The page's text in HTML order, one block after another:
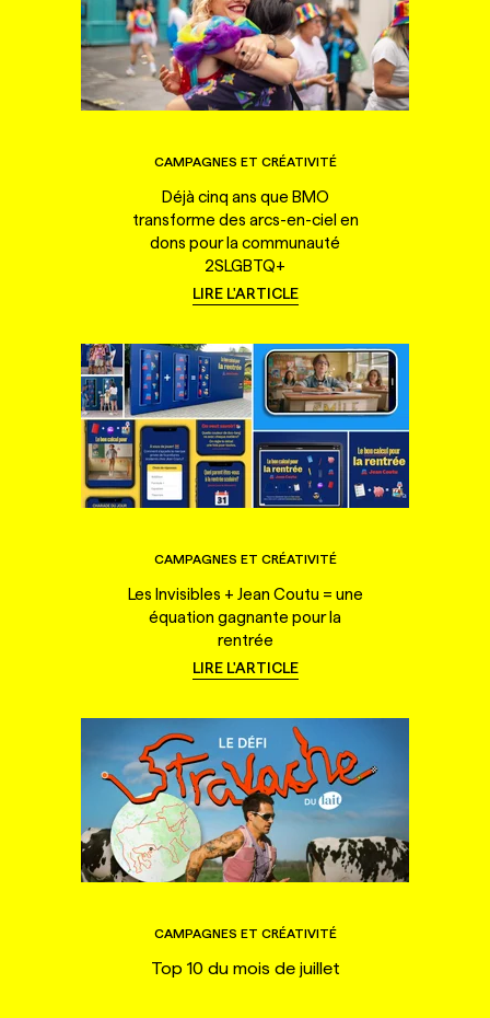
CAMPAGNES ET CRÉATIVITÉ
Déjà cinq ans que BMO
transforme des arcs-en-ciel en
dons pour la communauté
2SLGBTQ+
LIRE L'ARTICLE
CAMPAGNES ET CRÉATIVITÉ
Les Invisibles + Jean Coutu = une
équation gagnante pour la
rentrée
LIRE L'ARTICLE
CAMPAGNES ET CRÉATIVITÉ
Top 10 du mois de juillet